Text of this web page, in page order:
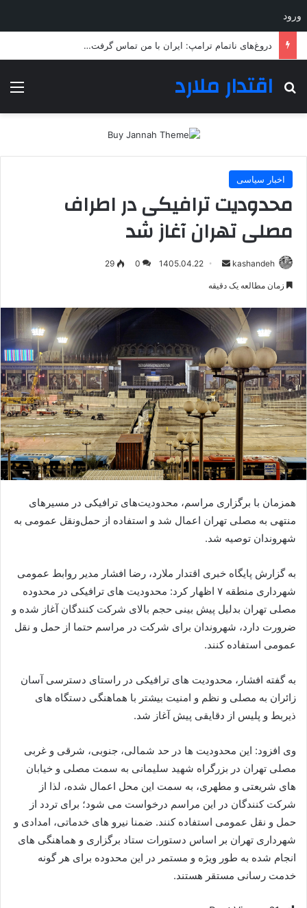
ورود
دروغ‌های ناتمام ترامپ: ایران با من تماس گرفت…
اقتدار ملارد
جستجو برای
اخبار سیاسی
محدودیت ترافیکی در اطراف
مصلی تهران آغاز شد
kashandeh
ارسال1405.04.22
0
29
زمان مطالعه یک دقیقه
همزمان با برگزاری مراسم، محدودیت‌های ترافیکی در مسیرهای
منتهی به مصلی تهران اعمال شد و استفاده از حمل‌ونقل عمومی به
شهروندان توصیه شد.
به گزارش پایگاه خبری اقتدار ملارد، رضا افشار مدیر روابط عمومی
شهرداری منطقه ۷ اظهار کرد: محدودیت های ترافیکی در محدوده
مصلی تهران بدلیل پیش بینی حجم بالای شرکت کنندگان آغاز شده و
ضرورت دارد، شهروندان برای شرکت در مراسم حتما از حمل و نقل
عمومی استفاده کنند.
به گفته افشار، محدودیت های ترافیکی در راستای دسترسی آسان
زائران به مصلی و نظم و امنیت بیشتر با هماهنگی دستگاه های
ذیربط و پلیس از دقایقی پیش آغاز شد.
وی افزود: این محدودیت ها در حد شمالی، جنوبی، شرقی و غربی
مصلی تهران در بزرگراه شهید سلیمانی به سمت مصلی و خیابان
های شریعتی و مطهری، به سمت این محل اعمال شده، لذا از
شرکت کنندگان در این مراسم درخواست می شود؛ برای تردد از
حمل و نقل عمومی استفاده کنند. ضمنا نیرو های خدماتی، امدادی و
شهرداری تهران بر اساس دستورات ستاد برگزاری و هماهنگی های
انجام شده به طور ویژه و مستمر در این محدوده برای هر گونه
خدمت رسانی مستقر هستند.